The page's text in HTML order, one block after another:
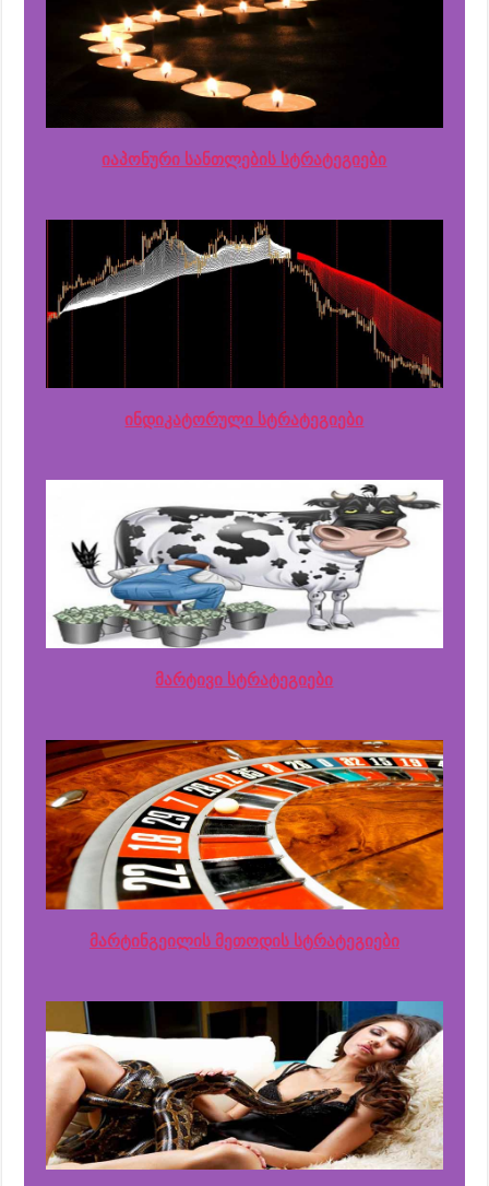
იაპონური სანთლების სტრატეგიები
ინდიკატორული სტრატეგიები
მარტივი სტრატეგიები
მარტინგეილის მეთოდის სტრატეგიები